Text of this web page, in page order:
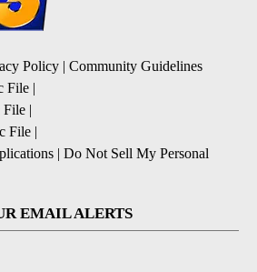
Policy | Community Guidelines
File |
File |
File |
| Do Not Sell My Personal
EMAIL ALERTS